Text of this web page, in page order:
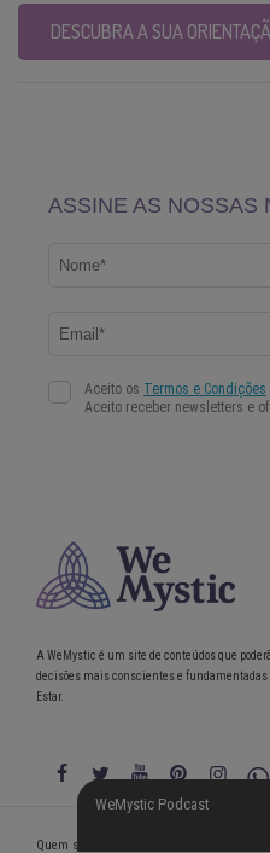
DESCUBRA A SUA
WeMystic Podcast
A WeMystic é um site de conteúdos que
decisões mais conscientes e fundamentadas
Estar.
WeMystic Podcast
Quem somos